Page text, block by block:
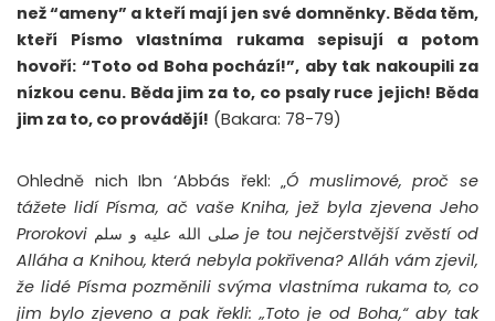
než “ameny” a kteří mají jen své domněnky. Běda těm,
kteří Písmo vlastníma rukama sepisují a potom
hovoří: “Toto od Boha pochází!”, aby tak nakoupili za
nízkou cenu. Běda jim za to, co psaly ruce jejich! Běda
jim za to, co provádějí! (Bakara: 78-79)
Ohledně nich Ibn ‘Abbás řekl: „Ó muslimové, proč se
tážete lidí Písma, ač vaše Kniha, jež byla zjevena Jeho
Prorokovi
صلى الله عليه و سلمje tou nejčerstvější zvěstí od
Alláha a Knihou, která nebyla pokřivena? Alláh vám zjevil,
že lidé Písma pozměnili svýma vlastníma rukama to, co
jim bylo zjeveno a pak řekli: „Toto je od Boha,“ aby tak